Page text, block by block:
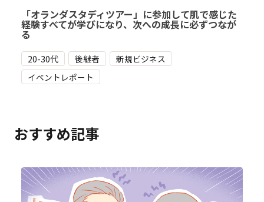
「オランダスタディツアー」に参加して肌で感じた
経験すべてが学びになり、次への成長に必ずつなが
る
20-30代 後継者
新規ビジネス
イベントレポート
おすすめ記事